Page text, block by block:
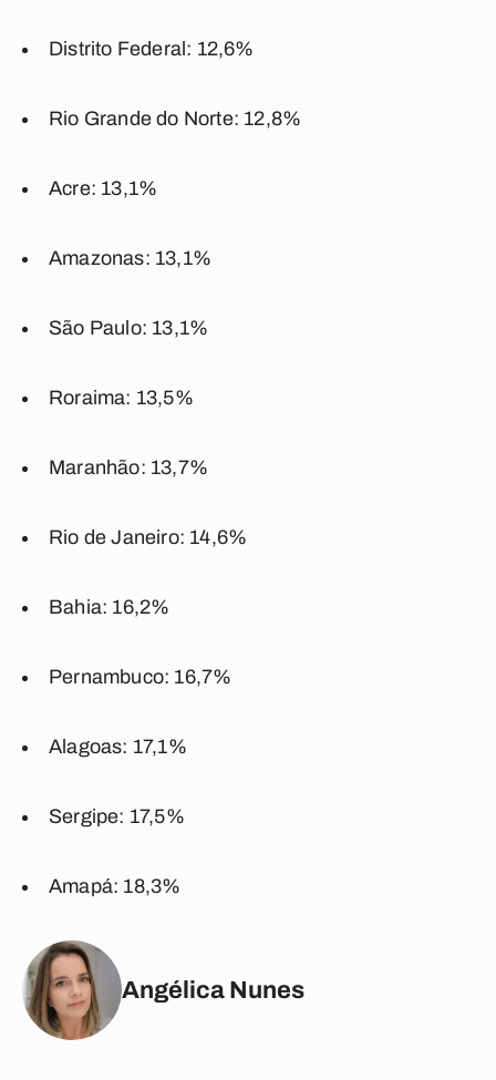
Distrito Federal: 12,6%
Rio Grande do Norte: 12,8%
Acre: 13,1%
Amazonas: 13,1%
São Paulo: 13,1%
Roraima: 13,5%
Maranhão: 13,7%
Rio de Janeiro: 14,6%
Bahia: 16,2%
Pernambuco: 16,7%
Alagoas: 17,1%
Sergipe: 17,5%
Amapá: 18,3%
Angélica Nunes